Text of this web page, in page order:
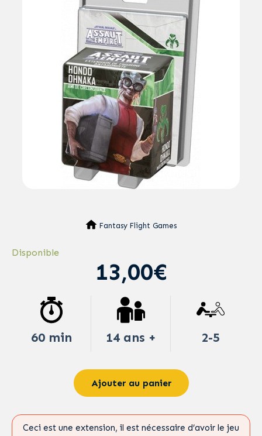
Fantasy Flight Games
Disponible
13,00€
60 min 14 ans + 2-5
Ajouter au panier
Ceci est une extension, il est nécessaire d’avoir le jeu